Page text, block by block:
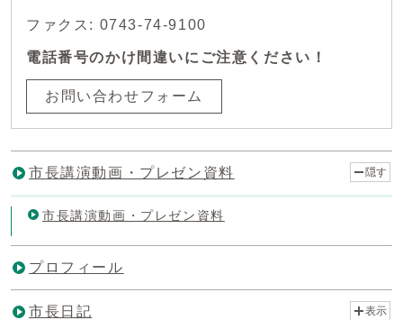
ファクス: 0743-74-9100
電話番号のかけ間違いにご注意ください！
お問い合わせフォーム
市長講演動画・プレゼン資料 隠す
市長講演動画・プレゼン資料
プロフィール
市長日記 表示